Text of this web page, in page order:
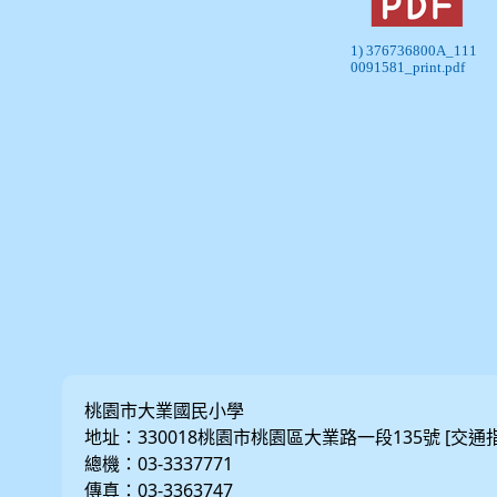
1) 376736800A_111
0091581_print.pdf
桃園市大業國民小學
地址：330018桃園市桃園區大業路一段135號 [交通
總機：03-3337771
傳真：03-3363747